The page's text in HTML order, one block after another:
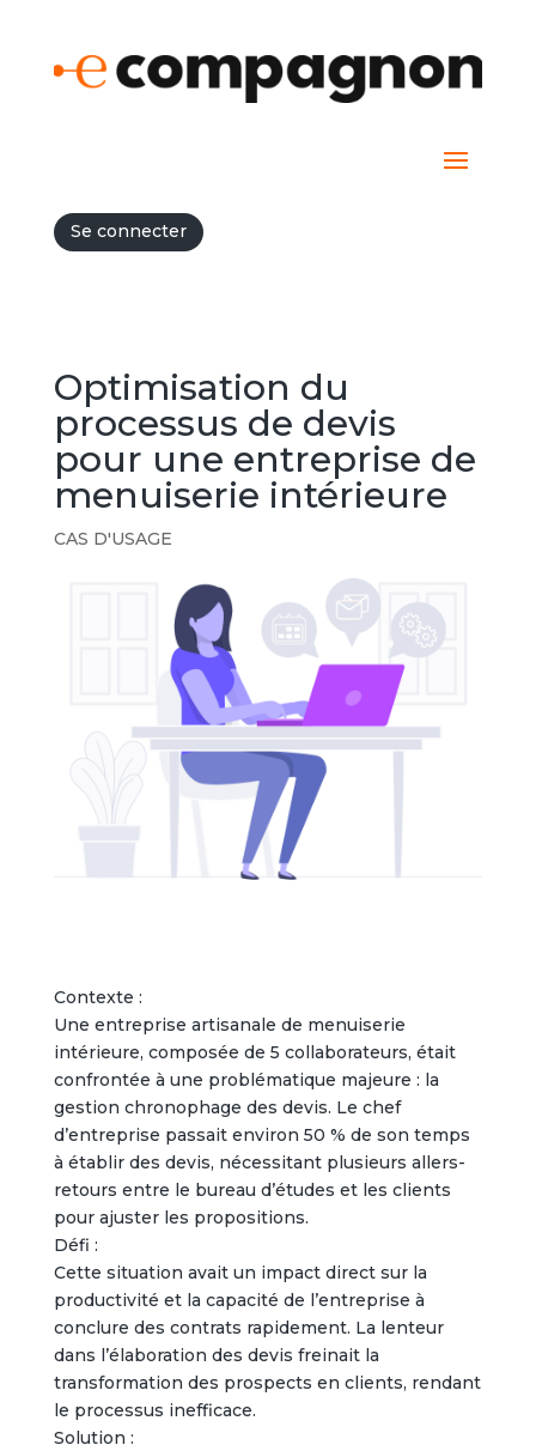
Se connecter
Optimisation du
processus de devis
pour une entreprise de
menuiserie intérieure
CAS D'USAGE
Contexte :
Une entreprise artisanale de menuiserie
intérieure, composée de 5 collaborateurs, était
confrontée à une problématique majeure : la
gestion chronophage des devis. Le chef
d’entreprise passait environ 50 % de son temps
à établir des devis, nécessitant plusieurs allers-
retours entre le bureau d’études et les clients
pour ajuster les propositions.
Défi :
Cette situation avait un impact direct sur la
productivité et la capacité de l’entreprise à
conclure des contrats rapidement. La lenteur
dans l’élaboration des devis freinait la
transformation des prospects en clients, rendant
le processus inefficace.
Solution :